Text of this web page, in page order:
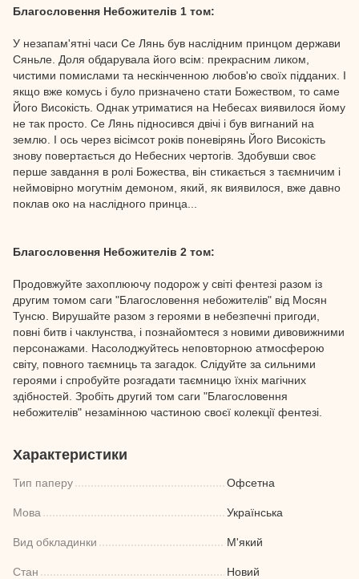
Благословення Небожителів 1 том:
У незапам'ятні часи Се Лянь був наслідним принцом держави
Сяньле. Доля обдарувала його всім: прекрасним ликом,
чистими помислами та нескінченною любов'ю своїх підданих. І
якщо вже комусь і було призначено стати Божеством, то саме
Його Високість. Однак утриматися на Небесах виявилося йому
не так просто. Се Лянь підносився двічі і був вигнаний на
землю. І ось через вісімсот років поневірянь Його Високість
знову повертається до Небесних чертогів. Здобувши своє
перше завдання в ролі Божества, він стикається з таємничим і
неймовірно могутнім демоном, який, як виявилося, вже давно
поклав око на наслідного принца...
Благословення Небожителів 2 том:
Продовжуйте захоплюючу подорож у світі фентезі разом із
другим томом саги "Благословення небожителів" від Мосян
Тунсю. Вирушайте разом з героями в небезпечні пригоди,
повні битв і чаклунства, і познайомтеся з новими дивовижними
персонажами. Насолоджуйтесь неповторною атмосферою
світу, повного таємниць та загадок. Слідуйте за сильними
героями і спробуйте розгадати таємницю їхніх магічних
здібностей. Зробіть другий том саги "Благословення
небожителів" незамінною частиною своєї колекції фентезі.
Характеристики
Тип паперу Офсетна
Мова Українська
Вид обкладинки М'який
Стан Новий